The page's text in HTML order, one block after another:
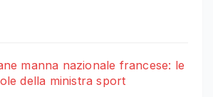
manna nazionale francese: le
della ministra sport